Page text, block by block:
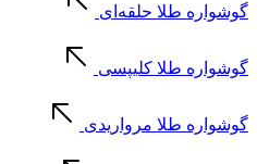
گوشواره طلا حلقه‌ای
گوشواره طلا کلیپسی
گوشواره طلا مرواریدی